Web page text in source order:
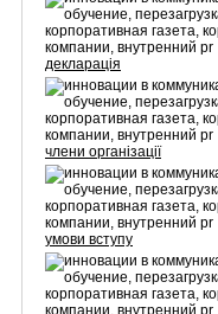
декларація
члени організації
умови вступу